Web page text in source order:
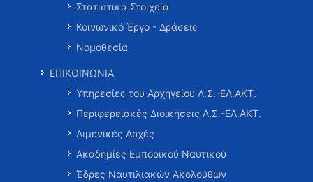
Στατιστικά Στοιχεία
Κοινωνικό Έργο - Δράσεις
Νομοθεσία
ΕΠΙΚΟΙΝΩΝΙΑ
Υπηρεσίες του Αρχηγείου Λ.Σ.-ΕΛ.ΑΚΤ.
Περιφερειακές Διοικήσεις Λ.Σ.-ΕΛ.ΑΚΤ.
Λιμενικές Αρχές
Ακαδημίες Εμπορικού Ναυτικού
Έδρες Ναυτιλιακών Ακολούθων